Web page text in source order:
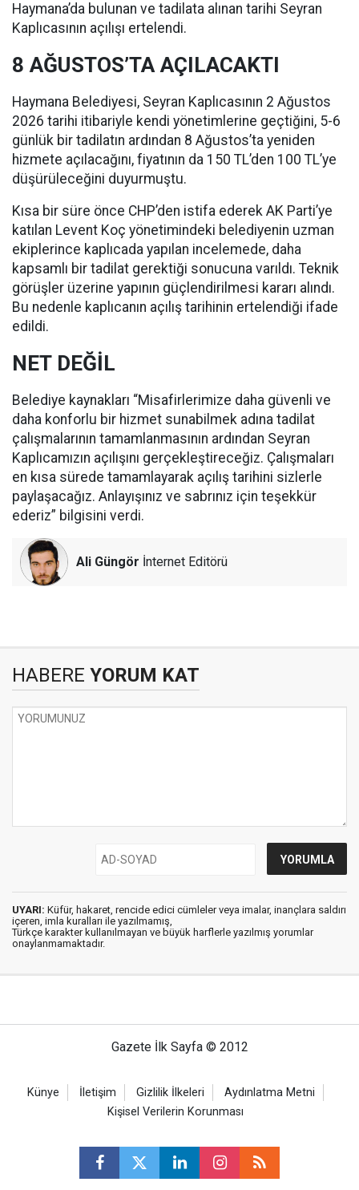
Haymana’da bulunan ve tadilata alınan tarihi Seyran
Kaplıcasının açılışı ertelendi.
8 AĞUSTOS’TA AÇILACAKTI
Haymana Belediyesi, Seyran Kaplıcasının 2 Ağustos
2026 tarihi itibariyle kendi yönetimlerine geçtiğini, 5-6
günlük bir tadilatın ardından 8 Ağustos’ta yeniden
hizmete açılacağını, fiyatının da 150 TL’den 100 TL’ye
düşürüleceğini duyurmuştu.
Kısa bir süre önce CHP’den istifa ederek AK Parti’ye
katılan Levent Koç yönetimindeki belediyenin uzman
ekiplerince kaplıcada yapılan incelemede, daha
kapsamlı bir tadilat gerektiği sonucuna varıldı. Teknik
görüşler üzerine yapının güçlendirilmesi kararı alındı.
Bu nedenle kaplıcanın açılış tarihinin ertelendiği ifade
edildi.
NET DEĞİL
Belediye kaynakları “Misafirlerimize daha güvenli ve
daha konforlu bir hizmet sunabilmek adına tadilat
çalışmalarının tamamlanmasının ardından Seyran
Kaplıcamızın açılışını gerçekleştireceğiz. Çalışmaları
en kısa sürede tamamlayarak açılış tarihini sizlerle
paylaşacağız. Anlayışınız ve sabrınız için teşekkür
ederiz” bilgisini verdi.
Ali Güngör İnternet Editörü
HABERE YORUM KAT
UYARI: Küfür, hakaret, rencide edici cümleler veya imalar, inançlara saldırı
içeren, imla kuralları ile yazılmamış,
Türkçe karakter kullanılmayan ve büyük harflerle yazılmış yorumlar
onaylanmamaktadır.
Gazete İlk Sayfa © 2012
Künye İletişim Gizlilik İlkeleri
Aydınlatma Metni
Kişisel Verilerin Korunması